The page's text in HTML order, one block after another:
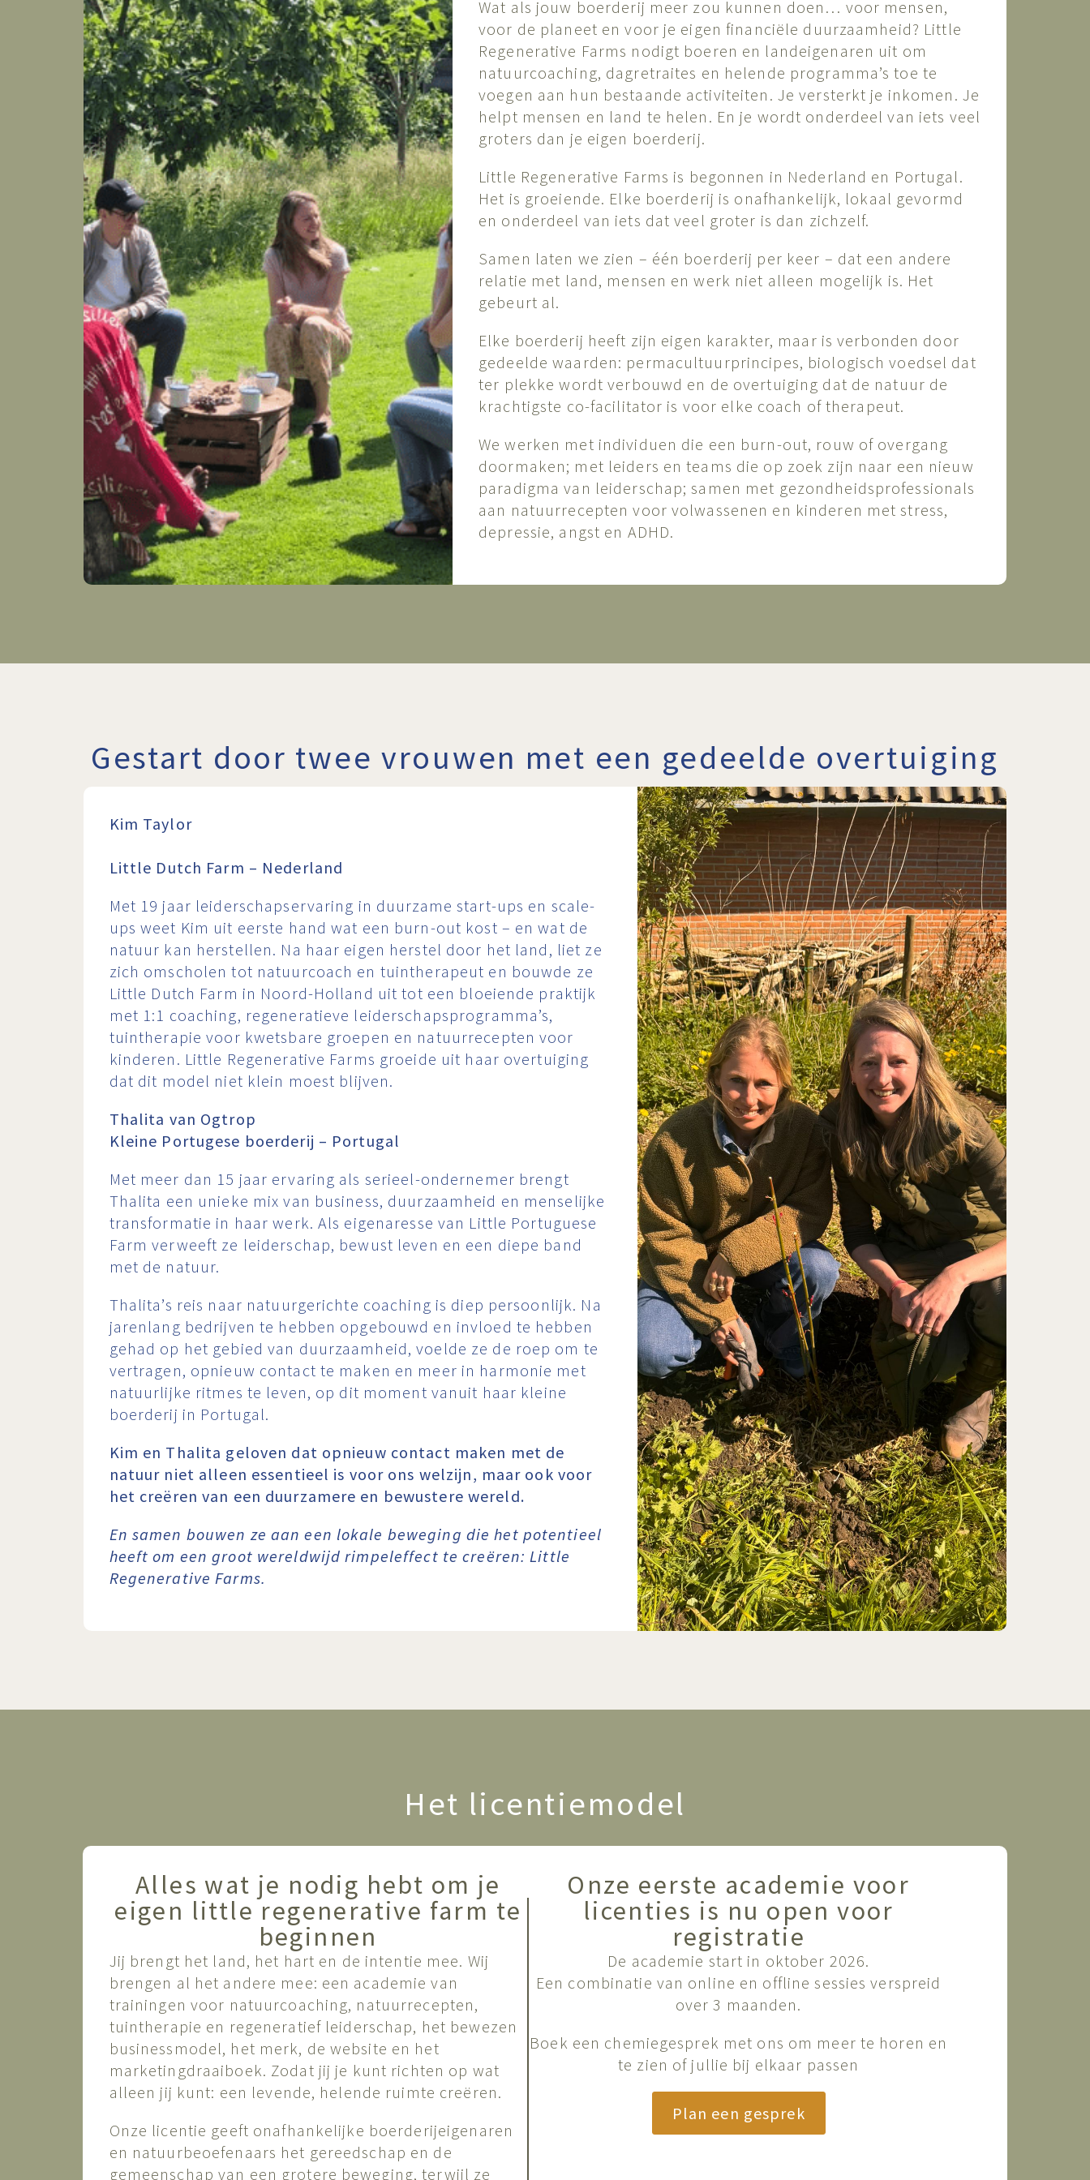
Wat als jouw boerderij meer zou kunnen doen… voor mensen,
voor de planeet en voor je eigen financiële duurzaamheid? Little
Regenerative Farms nodigt boeren en landeigenaren uit om
natuurcoaching, dagretraites en helende programma’s toe te
voegen aan hun bestaande activiteiten. Je versterkt je inkomen. Je
helpt mensen en land te helen. En je wordt onderdeel van iets veel
groters dan je eigen boerderij.
Little Regenerative Farms is begonnen in Nederland en Portugal.
Het is groeiende. Elke boerderij is onafhankelijk, lokaal gevormd
en onderdeel van iets dat veel groter is dan zichzelf.
Samen laten we zien – één boerderij per keer – dat een andere
relatie met land, mensen en werk niet alleen mogelijk is. Het
gebeurt al.
Elke boerderij heeft zijn eigen karakter, maar is verbonden door
gedeelde waarden: permacultuurprincipes, biologisch voedsel dat
ter plekke wordt verbouwd en de overtuiging dat de natuur de
krachtigste co-facilitator is voor elke coach of therapeut.
We werken met individuen die een burn-out, rouw of overgang
doormaken; met leiders en teams die op zoek zijn naar een nieuw
paradigma van leiderschap; samen met gezondheidsprofessionals
aan natuurrecepten voor volwassenen en kinderen met stress,
depressie, angst en ADHD.
Gestart door twee vrouwen met een gedeelde overtuiging
Kim Taylor
Little Dutch Farm – Nederland
Met 19 jaar leiderschapservaring in duurzame start-ups en scale-
ups weet Kim uit eerste hand wat een burn-out kost – en wat de
natuur kan herstellen. Na haar eigen herstel door het land, liet ze
zich omscholen tot natuurcoach en tuintherapeut en bouwde ze
Little Dutch Farm in Noord-Holland uit tot een bloeiende praktijk
met 1:1 coaching, regeneratieve leiderschapsprogramma’s,
tuintherapie voor kwetsbare groepen en natuurrecepten voor
kinderen. Little Regenerative Farms groeide uit haar overtuiging
dat dit model niet klein moest blijven.
Thalita van Ogtrop
Kleine Portugese boerderij – Portugal
Met meer dan 15 jaar ervaring als serieel-ondernemer brengt
Thalita een unieke mix van business, duurzaamheid en menselijke
transformatie in haar werk. Als eigenaresse van Little Portuguese
Farm verweeft ze leiderschap, bewust leven en een diepe band
met de natuur.
Thalita’s reis naar natuurgerichte coaching is diep persoonlijk. Na
jarenlang bedrijven te hebben opgebouwd en invloed te hebben
gehad op het gebied van duurzaamheid, voelde ze de roep om te
vertragen, opnieuw contact te maken en meer in harmonie met
natuurlijke ritmes te leven, op dit moment vanuit haar kleine
boerderij in Portugal.
Kim en Thalita geloven dat opnieuw contact maken met de
natuur niet alleen essentieel is voor ons welzijn, maar ook voor
het creëren van een duurzamere en bewustere wereld.
En samen bouwen ze aan een lokale beweging die het potentieel
heeft om een groot wereldwijd rimpeleffect te creëren: Little
Regenerative Farms.
Het licentiemodel
Alles wat je nodig hebt om je
eigen little regenerative farm te
beginnen
Jij brengt het land, het hart en de intentie mee. Wij
brengen al het andere mee: een academie van
trainingen voor natuurcoaching, natuurrecepten,
tuintherapie en regeneratief leiderschap, het bewezen
businessmodel, het merk, de website en het
marketingdraaiboek. Zodat jij je kunt richten op wat
alleen jij kunt: een levende, helende ruimte creëren.
Onze licentie geeft onafhankelijke boerderijeigenaren
en natuurbeoefenaars het gereedschap en de
gemeenschap van een grotere beweging, terwijl ze
Onze eerste academie voor
licenties is nu open voor
registratie
De academie start in oktober 2026.
Een combinatie van online en offline sessies verspreid
over 3 maanden.
Boek een chemiegesprek met ons om meer te horen en
te zien of jullie bij elkaar passen
Plan een gesprek